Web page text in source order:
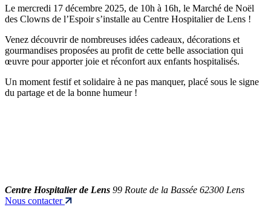
Le mercredi 17 décembre 2025, de 10h à 16h, le Marché de Noël
des Clowns de l’Espoir s’installe au Centre Hospitalier de Lens !
Venez découvrir de nombreuses idées cadeaux, décorations et
gourmandises proposées au profit de cette belle association qui
œuvre pour apporter joie et réconfort aux enfants hospitalisés.
Un moment festif et solidaire à ne pas manquer, placé sous le signe
du partage et de la bonne humeur !
Centre Hospitalier de Lens 99 Route de la Bassée 62300 Lens
Nous contacter